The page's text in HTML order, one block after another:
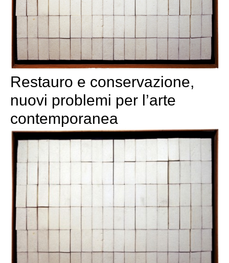
Restauro e conservazione,
nuovi problemi per l’arte
contemporanea